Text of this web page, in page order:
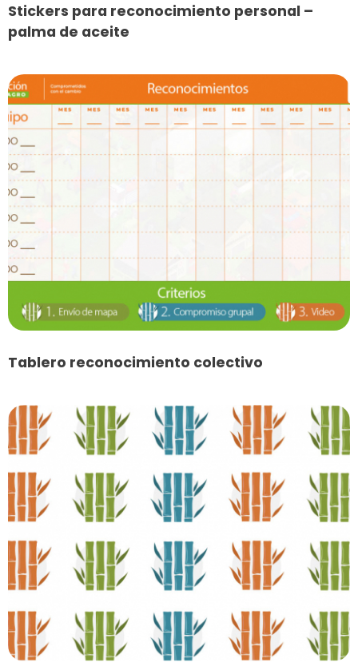
Stickers para reconocimiento personal –
palma de aceite
Tablero reconocimiento colectivo